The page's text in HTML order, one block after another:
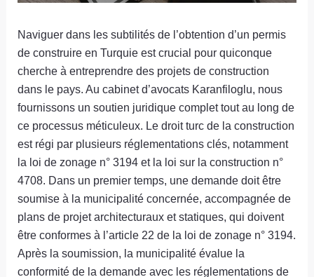
Naviguer dans les subtilités de l’obtention d’un permis
de construire en Turquie est crucial pour quiconque
cherche à entreprendre des projets de construction
dans le pays. Au cabinet d’avocats Karanfiloglu, nous
fournissons un soutien juridique complet tout au long de
ce processus méticuleux. Le droit turc de la construction
est régi par plusieurs réglementations clés, notamment
la loi de zonage n° 3194 et la loi sur la construction n°
4708. Dans un premier temps, une demande doit être
soumise à la municipalité concernée, accompagnée de
plans de projet architecturaux et statiques, qui doivent
être conformes à l’article 22 de la loi de zonage n° 3194.
Après la soumission, la municipalité évalue la
conformité de la demande avec les réglementations de